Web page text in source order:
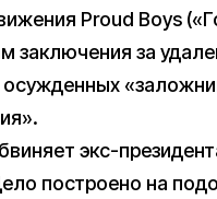
Proud Boys
заключения за
экс-
построено на